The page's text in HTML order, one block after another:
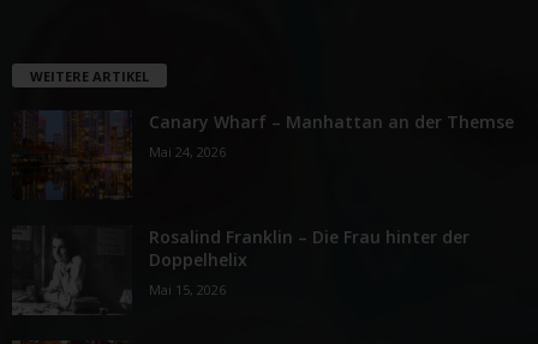
WEITERE ARTIKEL
Canary Wharf – Manhattan an der Themse
Mai 24, 2026
Rosalind Franklin – Die Frau hinter der
Doppelhelix
Mai 15, 2026